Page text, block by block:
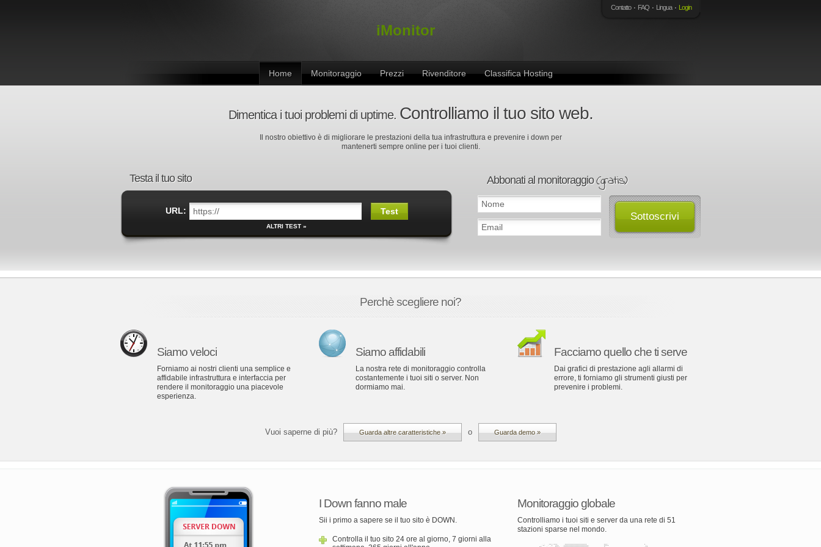
iMonitor
Contatto FAQ Lingua Login
Home Monitoraggio Prezzi Rivenditore Classifica Hosting
Dimentica i tuoi problemi di uptime. Controlliamo il tuo sito web.
Il nostro obiettivo è di migliorare le prestazioni della tua infrastruttura e prevenire i down per
mantenerti sempre online per i tuoi clienti.
Testa il tuo sito
URL:
ALTRI TEST »
Abbonati al monitoraggio(gratis)
Perchè scegliere noi?
Siamo veloci
Forniamo ai nostri clienti una semplice e
affidabile infrastruttura e interfaccia per
rendere il monitoraggio una piacevole
esperienza.
Siamo affidabili
La nostra rete di monitoraggio controlla
costantemente i tuoi siti o server. Non
dormiamo mai.
Facciamo quello che ti serve
Dai grafici di prestazione agli allarmi di
errore, ti forniamo gli strumenti giusti per
prevenire i problemi.
Vuoi saperne di più? Guarda altre caratteristiche » o Guarda demo »
I Down fanno male
Sii i primo a sapere se il tuo sito è DOWN.
Controlla il tuo sito 24 ore al giorno, 7 giorni alla
Monitoraggio globale
Controlliamo i tuoi siti e server da una rete di 51
stazioni sparse nel mondo.